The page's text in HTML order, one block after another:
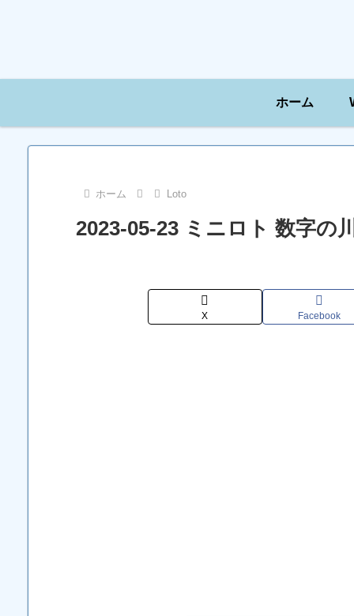
ホーム
ホーム Loto
2023-05-23 ミニロト 数字の
X Facebook